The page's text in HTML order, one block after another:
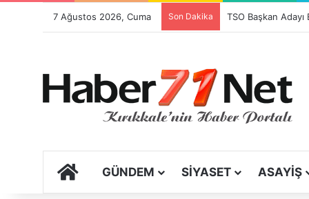
7 Ağustos 2026, Cuma Son Dakika
ANA SAYFA
GÜNDEM SIYASET ASAYIŞ